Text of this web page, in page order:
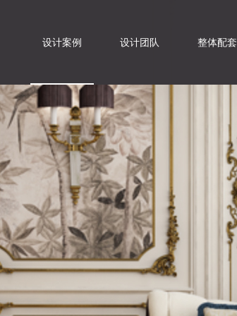
设计案例 设计团队 整体配套